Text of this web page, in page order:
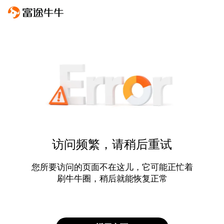
访问频繁，请稍后重试
您所要访问的页面不在这儿，它可能正忙着
刷牛牛圈，稍后就能恢复正常